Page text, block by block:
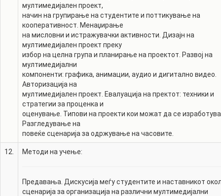
мултимедијален проект,
начин на групирање на студентите и поттикување на
кооперативност. Менаџирање
на мисловни и истражувачки активности. Дизајн на
мултимедијален проект преку
избор на целна група и планирање на проектот. Развој на
мултимедијални
компоненти: графика, анимации, аудио и дигитално видео.
Авторизација на
мултимедијален проект. Евалуација на пректот: техники и
стратегии за проценка и
оценување. Типови на проекти кои можат да се
Разгледување на
повеќе сценарија за одржување на часовите.
12. Методи на учење:
Предавања. Дискусија меѓу студентите и наставникот
сценарија за организација на различни мултимедијални